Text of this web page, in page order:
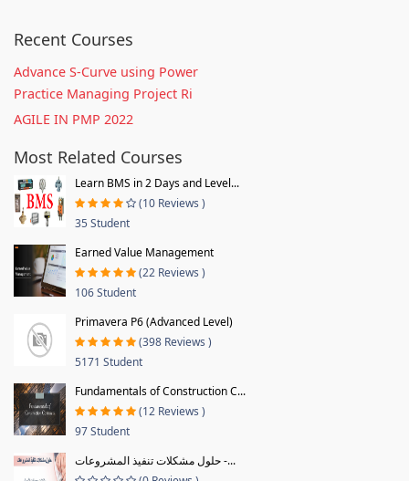
Recent Courses
Advance S-Curve using Power
Practice Managing Project Ri
AGILE IN PMP 2022
Most Related Courses
Learn BMS in 2 Days and Level...
(10 Reviews )
35 Student
Earned Value Management
(22 Reviews )
106 Student
Primavera P6 (Advanced Level)
(398 Reviews )
5171 Student
Fundamentals of Construction C...
(12 Reviews )
97 Student
حلول مشكلات تنفيذ المشروعات -...